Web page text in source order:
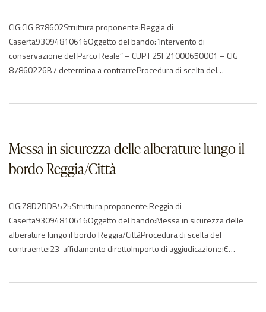
CIG:CIG 878602Struttura proponente:Reggia di
Caserta93094810616Oggetto del bando:“Intervento di
conservazione del Parco Reale” – CUP F25F21000650001 – CIG
87860226B7 determina a contrarreProcedura di scelta del
partecipantiEuphorbia srl – ITEurogiardinaggio Nicola Maisto s.r.l. –
ITSublacense Garden…
Messa in sicurezza delle alberature lungo il
bordo Reggia/Città
CIG:Z8D2DDB525Struttura proponente:Reggia di
Caserta93094810616Oggetto del bando:Messa in sicurezza delle
alberature lungo il bordo Reggia/CittàProcedura di scelta del
contraente:23-affidamento direttoImporto di aggiudicazione:€